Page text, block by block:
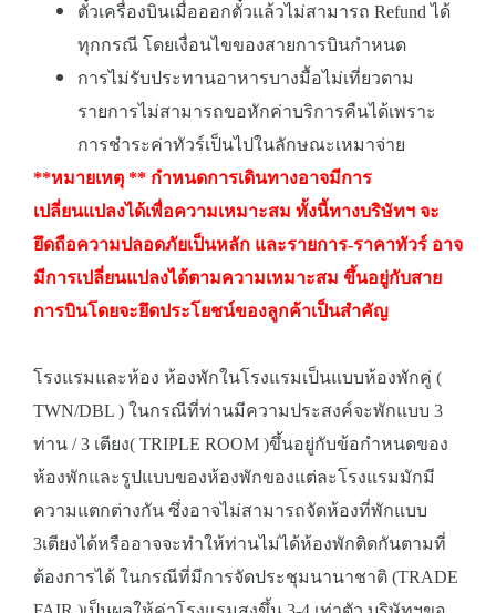
ตั๋วเครื่องบินเมื่อออกตั๋วแล้วไม่สามารถ Refund ได้
ทุกกรณี โดยเงื่อนไขของสายการบินกำหนด
การไม่รับประทานอาหารบางมื้อไม่เที่ยวตาม
รายการไม่สามารถขอหักค่าบริการคืนได้เพราะ
การชำระค่าทัวร์เป็นไปในลักษณะเหมาจ่าย
**หมายเหตุ ** กำหนดการเดินทางอาจมีการ
เปลี่ยนแปลงได้เพื่อความเหมาะสม ทั้งนี้ทางบริษัทฯ จะ
ยึดถือความปลอดภัยเป็นหลัก และรายการ-ราคาทัวร์ อาจ
มีการเปลี่ยนแปลงได้ตามความเหมาะสม ขึ้นอยู่กับสาย
การบินโดยจะยึดประโยชน์ของลูกค้าเป็นสำคัญ
โรงแรมและห้อง ห้องพักในโรงแรมเป็นแบบห้องพักคู่ (
TWN/DBL ) ในกรณีที่ท่านมีความประสงค์จะพักแบบ 3
ท่าน / 3 เตียง( TRIPLE ROOM )ขึ้นอยู่กับข้อกำหนดของ
ห้องพักและรูปแบบของห้องพักของแต่ละโรงแรมมักมี
ความแตกต่างกัน ซึ่งอาจไม่สามารถจัดห้องที่พักแบบ
3เตียงได้หรืออาจจะทำให้ท่านไม่ได้ห้องพักติดกันตามที่
ต้องการได้ ในกรณีที่มีการจัดประชุมนานาชาติ (TRADE